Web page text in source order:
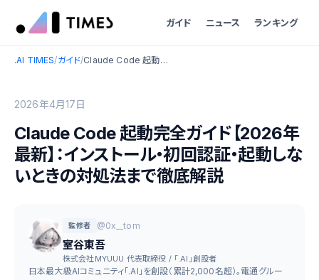
ガイド ニュース ランキング
.AI TIMES/ガイド/ Claude Code 起動完全ガイド【2026年最新】：インストール・初回認証・起動しないときの対処法まで徹底解説
2026年4月17日
Claude Code 起動完全ガイド【2026年
最新】：インストール・初回認証・起動しな
いときの対処法まで徹底解説
監修者 @0x__tom
室谷東吾
株式会社MYUUU 代表取締役 / 「.AI」創設者
日本最大級AIコミュニティ「.AI」を創設（累計2,000名超）。電通グルー